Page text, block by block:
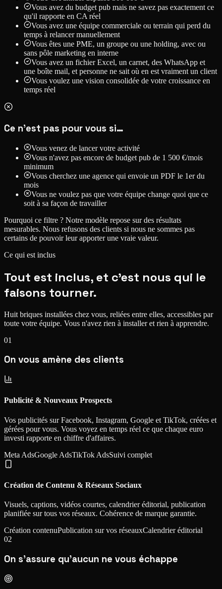
Vous avez du budget pub mais ne savez pas exactement ce
qu'il rapporte en CA réel
Vous avez une équipe commerciale ou terrain qui perd du
temps à relancer manuellement
Vous êtes une PME, un groupe ou une holding, avec ou
sans pôle marketing en interne
Vous avez un fichier Excel, un carnet, des WhatsApp et
une boîte mail, et personne ne sait où en est vraiment un client
Vous voulez une vision consolidée de votre croissance en
temps réel
Ce n'est pas pour vous si…
Vous venez de lancer votre activité
Vous n'avez pas encore de budget pub de 1 500 €/mois
minimum
Vous cherchez une agence qui envoie un PDF le 1er du
mois
Vous ne voulez pas que votre équipe change quoi que ce
soit à sa façon de travailler
Pourquoi ce filtre ? Notre modèle repose sur des résultats
mesurables. Nous refusons des clients si nous ne sommes pas
certains de pouvoir leur apporter une vraie valeur.
Ce qui est inclus
Tout est inclus, et c'est nous qui le
faisons tourner.
Huit briques installées chez vous, reliées entre elles, accessibles par
toute votre équipe. Vous n'avez rien à installer et rien à apprendre.
01
On vous amène des clients
Publicité & Nouveaux Prospects
Vos publicités sur Facebook, Instagram, Google et TikTok, créées et
gérées pour vous. Vous voyez en temps réel ce que chaque euro
investi rapporte en chiffre d'affaires.
Meta AdsGoogle AdsTikTok AdsSuivi complet
Création de Contenu & Réseaux Sociaux
Visuels, captions, vidéos courtes, calendrier éditorial, publication
planifiée sur tous vos réseaux. Cohérence de marque garantie.
Création contenuPublication sur vos réseauxCalendrier éditorial
02
On s'assure qu'aucun ne vous échappe